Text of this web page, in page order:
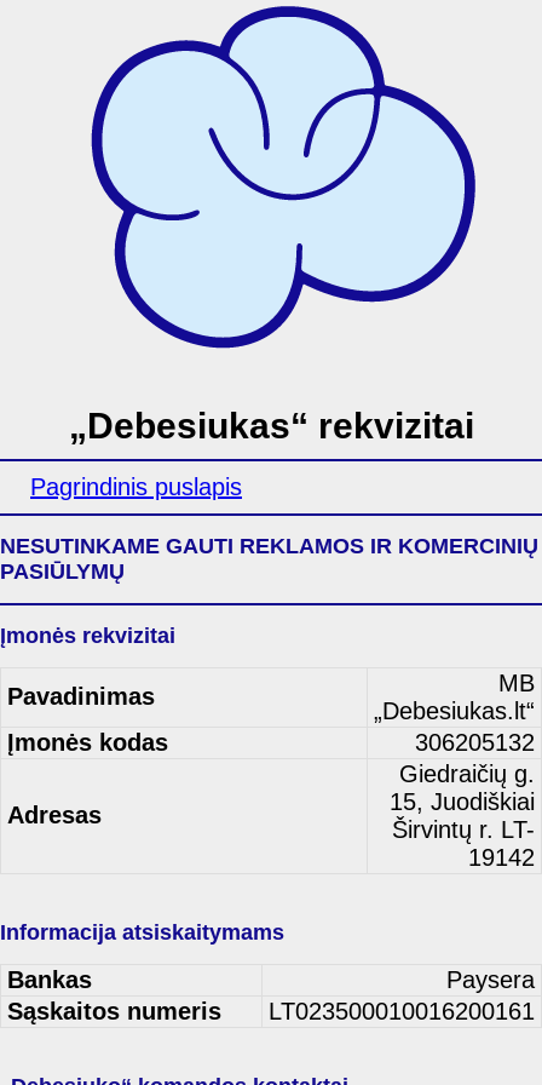
„Debesiukas“ rekvizitai
Pagrindinis puslapis
NESUTINKAME GAUTI REKLAMOS IR KOMERCINIŲ
PASIŪLYMŲ
Įmonės rekvizitai
Pavadinimas
MB
„Debesiukas.lt“
Įmonės kodas
306205132
Adresas
Giedraičių g.
15, Juodiškiai
Širvintų r. LT-
19142
Informacija atsiskaitymams
Bankas
Paysera
Sąskaitos numeris
LT023500010016200161